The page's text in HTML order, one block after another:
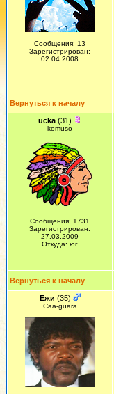
Сообщения: 13
Зарегистрирован:
02.04.2008
Вернуться к началу
ucka (31)
komuso
Сообщения: 1731
Зарегистрирован:
27.03.2009
Откуда: юг
Вернуться к началу
Ежи (35)
Сaa-guara